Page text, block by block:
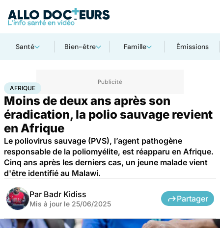
Santé Bien-être Famille Émissions
AccueilSanté Maladies infectieuses
AFRIQUE
Moins de deux ans après son
éradication, la polio sauvage revient
en Afrique
Le poliovirus sauvage (PVS), l’agent pathogène
responsable de la poliomyélite, est réapparu en Afrique.
Cinq ans après les derniers cas, un jeune malade vient
d'être identifié au Malawi.
Par Badr Kidiss
Mis à jour le 25/06/2025
Partager